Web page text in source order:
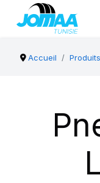
Accueil Produits